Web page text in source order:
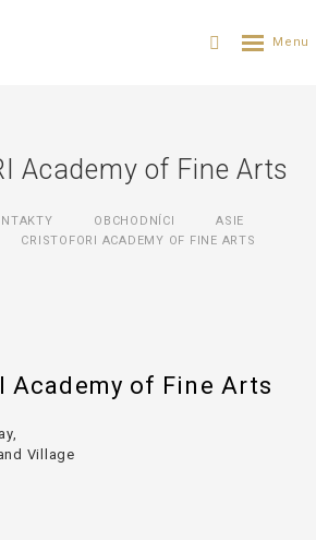
Academy of Fine Arts
OBCHODNÍCI
ASIE
CRISTOFORI ACADEMY OF FINE ARTS
Academy of Fine Arts
Village